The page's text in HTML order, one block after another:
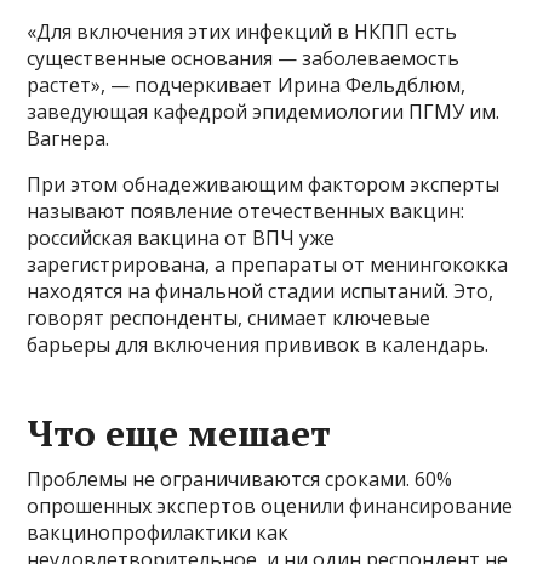
«Для включения этих инфекций в НКПП есть
существенные основания — заболеваемость
растет», — подчеркивает Ирина Фельдблюм,
заведующая кафедрой эпидемиологии ПГМУ им.
Вагнера.
При этом обнадеживающим фактором эксперты
называют появление отечественных вакцин:
российская вакцина от ВПЧ уже
зарегистрирована, а препараты от менингококка
находятся на финальной стадии испытаний. Это,
говорят респонденты, снимает ключевые
барьеры для включения прививок в календарь.
Что еще мешает
Проблемы не ограничиваются сроками. 60%
опрошенных экспертов оценили финансирование
вакцинопрофилактики как